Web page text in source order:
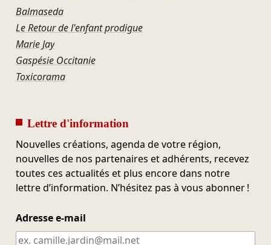
Balmaseda
Le Retour de l'enfant prodigue
Marie Jay
Gaspésie Occitanie
Toxicorama
Lettre d'information
Nouvelles créations, agenda de votre région,
nouvelles de nos partenaires et adhérents, recevez
toutes ces actualités et plus encore dans notre
lettre d’information. N’hésitez pas à vous abonner !
Adresse e-mail